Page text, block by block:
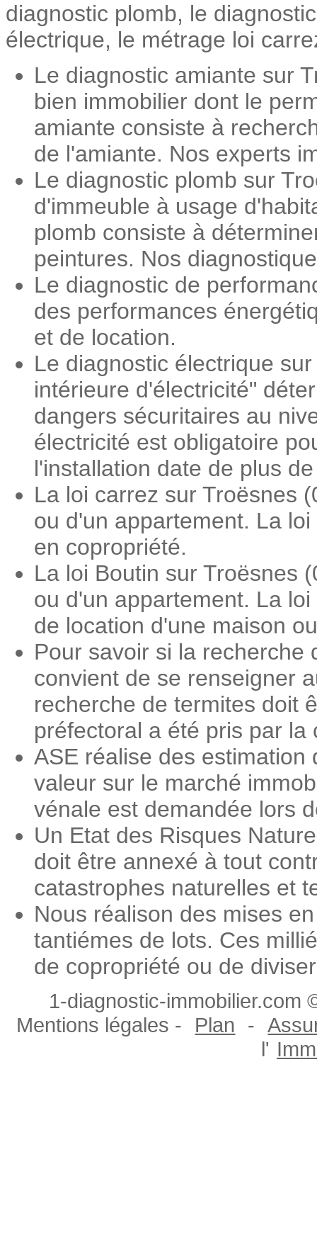
diagnostic plomb, le
électrique, le métrage loi
Le diagnostic amiante sur
bien immobilier dont le
amiante consiste à
de l'amiante. Nos experts
Le diagnostic plomb sur
d'immeuble à usage
plomb consiste à
peintures. Nos
Le diagnostic de
des performances
et de location.
Le diagnostic électrique
intérieure d'électricité"
dangers sécuritaires au
électricité est obligatoire
l'installation date de plus
La loi carrez sur Troësnes
ou d'un appartement. La
en copropriété.
La loi Boutin sur Troësnes
ou d'un appartement. La
de location d'une maison
Pour savoir si la recherche
convient de se renseigner
recherche de termites doit
préfectoral a été pris par la
ASE réalise des
valeur sur le marché
vénale est demandée lors
Un Etat des Risques
doit être annexé à tout
catastrophes naturelles et
Nous réalison des mises
tantiémes de lots. Ces
de copropriété ou de
1-diagnostic-immobilier.com
Mentions légales -
Plan -
l'